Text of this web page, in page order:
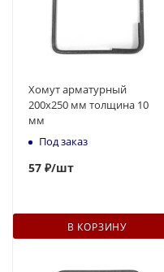
Хомут арматурный
200х250 мм толщина 10
мм
Под заказ
57 ₽/шт
В КОРЗИНУ